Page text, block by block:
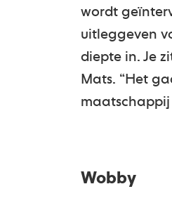
wordt
uitleggeven
diepte in. Je
Mats. “Het
maatschappij
Wobby